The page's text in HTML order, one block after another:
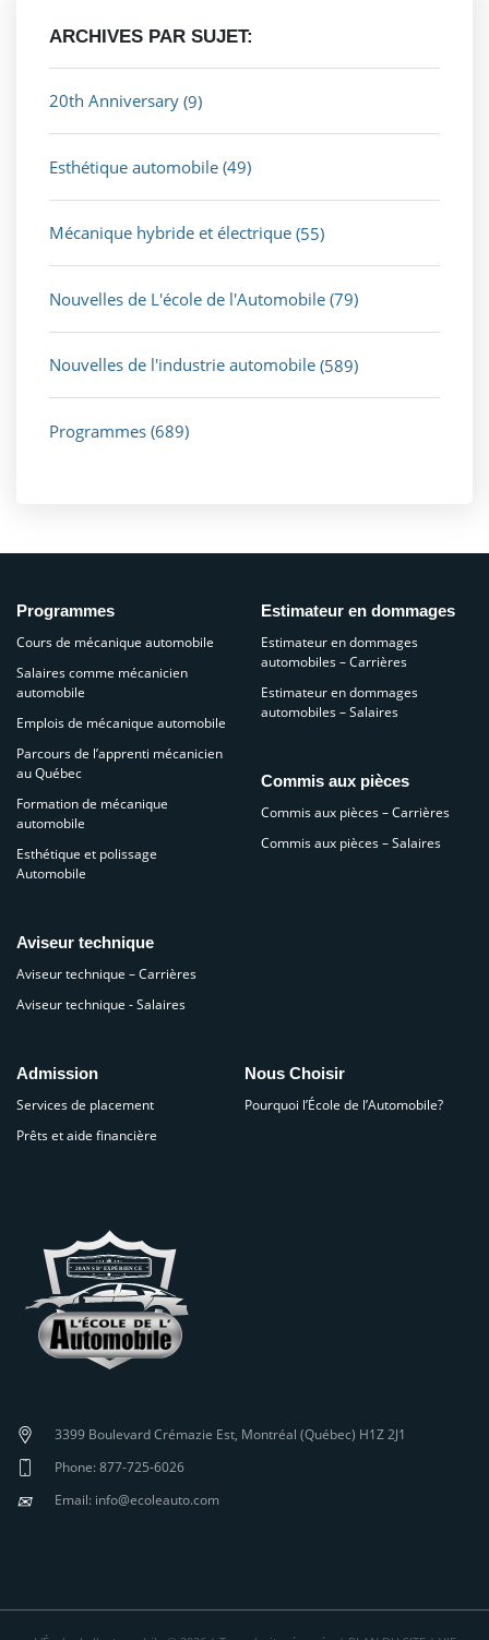
ARCHIVES PAR SUJET:
20th Anniversary (9)
Esthétique automobile (49)
Mécanique hybride et électrique (55)
Nouvelles de L'école de l'Automobile (79)
Nouvelles de l'industrie automobile (589)
Programmes (689)
3399 Boulevard Crémazie Est, Montréal (Québec) H1Z 2J1
Phone: 877-725-6026
✉ Email: info@ecoleauto.com
Programmes
Cours de mécanique automobile
Salaires comme mécanicien
automobile
Emplois de mécanique automobile
Parcours de l’apprenti mécanicien
au Québec
Formation de mécanique
automobile
Esthétique et polissage
Automobile
Aviseur technique
Aviseur technique – Carrières
Aviseur technique - Salaires
Estimateur en dommages
Estimateur en dommages
automobiles – Carrières
Estimateur en dommages
automobiles – Salaires
Commis aux pièces
Commis aux pièces – Carrières
Commis aux pièces – Salaires
Admission
Services de placement
Prêts et aide financière
Nous Choisir
Pourquoi l’École de l’Automobile?